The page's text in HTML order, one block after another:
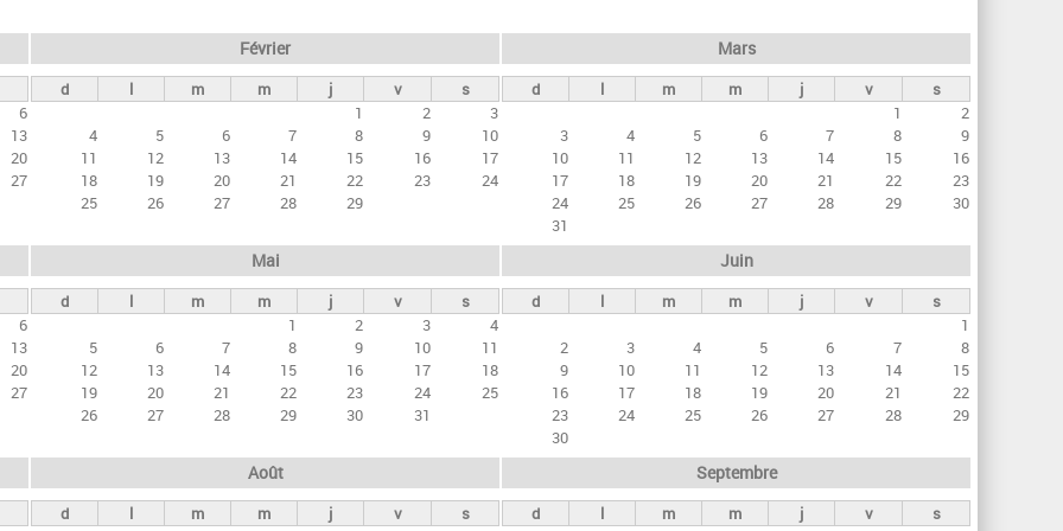
r
c
6
13
20
27
Février
d l m m j v
s
1
2
3
4
5 6 7 8 9
10
11
12 13 14 15 16
17
18
19 20 21 22 23
24
25
26 27 28 29
Mars
d l m m j v
s
1
2
3
4 5 6 7 8
9
10
11 12 13 14 15
16
17
18 19 20 21 22
23
24
25 26 27 28 29
30
31
6
13
20
27
Mai
d l m m j v
s
1
2 3
4
5
6 7 8 9 10
11
12
13 14 15 16 17
18
19
20 21 22 23 24
25
26
27 28 29 30 31
Juin
d l m m j v
s
1
2
3 4 5 6 7
8
9
10 11 12 13 14
15
16
17 18 19 20 21
22
23
24 25 26 27 28
29
30
Août
d l m m j v
s
Septembre
d l m m j v
s